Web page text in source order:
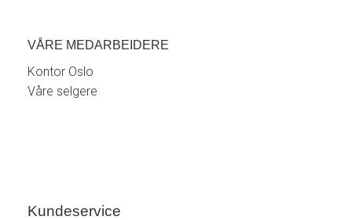
VÅRE MEDARBEIDERE
Kontor Oslo
Våre selgere
Kundeservice